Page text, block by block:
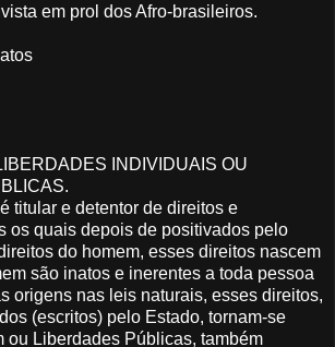
em prol dos Afro-brasileiros.
INDIVIDUAIS OU
titular e detentor de direitos e
os quais depois de positivados pelo
do homem, esses direitos nascem
são inatos e inerentes a toda pessoa
origens nas leis naturais, esses direitos,
(escritos) pelo Estado, tornam-se
ou Liberdades Públicas, também